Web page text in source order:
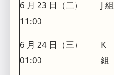
6 月 23 日（二）
11:00
J 組
6 月 24 日（三）
01:00
K
組